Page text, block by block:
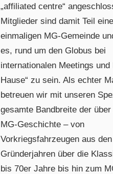
„affiliated centre“
Mitglieder sind damit Teil
einmaligen MG-Gemeinde
es, rund um den Globus bei
internationalen Meetings und
Hause“ zu sein. Als echter
betreuen wir mit unseren
gesamte Bandbreite der
MG-Geschichte – von
Vorkriegsfahrzeugen aus den
Gründerjahren über die
bis 70er Jahre bis hin zum